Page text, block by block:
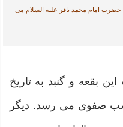
حضرت امام محمد باقر علیه السلام می
بقعه و گنبد به تاریخ
صفوی می رسد. دیگر